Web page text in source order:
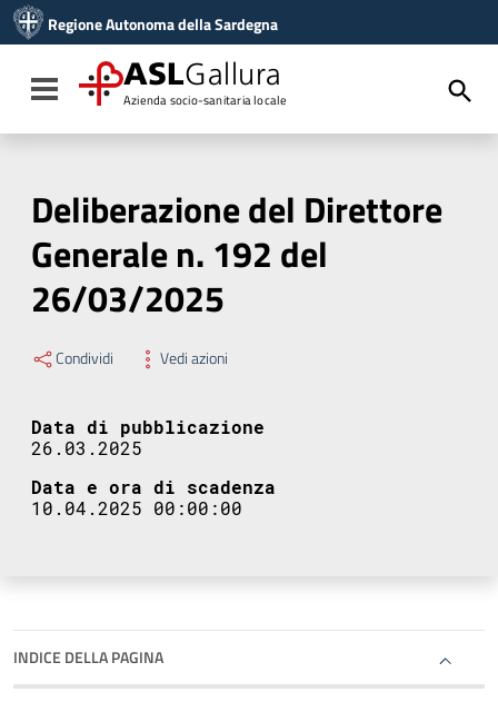
Vai al menu di navigazione
Vai al footer
Regione Autonoma della Sardegna
Toggle navigation
ASLGallura
Azienda socio-sanitaria locale
Deliberazione del Direttore
Generale n. 192 del
26/03/2025
Condividi Vedi azioni
Data di pubblicazione
26.03.2025
Data e ora di scadenza
10.04.2025 00:00:00
INDICE DELLA PAGINA